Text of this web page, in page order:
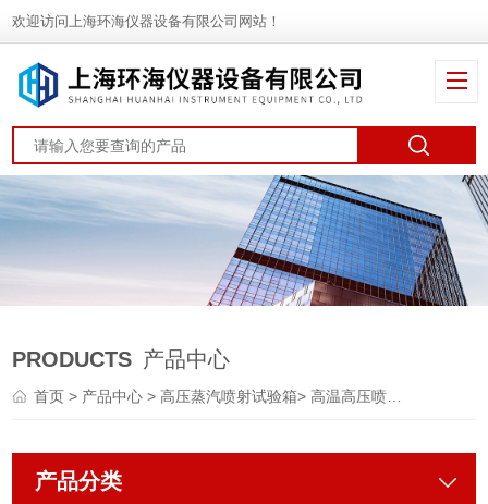
欢迎访问上海环海仪器设备有限公司网站！
PRODUCTS 产品中心
首页> 产品中心>高压蒸汽喷射试验箱>高温高压喷淋（IPX9K）
产品分类